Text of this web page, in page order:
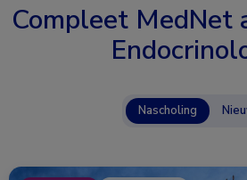
Compleet MedNet
Nascholing